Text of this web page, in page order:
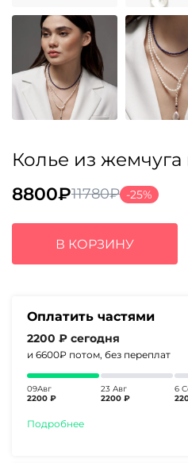
Колье из жемчуга
11780₽
Первоначальная
цена
составляла
11780₽.
8800₽
Текущая
цена:
8800₽.
-25%
В КОРЗИНУ
Оплатить частями
2200 ₽ сегодня
и 6600₽ потом, без переплат
09Авг
2200 ₽
23 Авг
2200 ₽
6
Подробнее